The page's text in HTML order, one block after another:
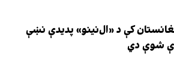
کې د «ال‌نینو» پدیدې نښې
شوې دي